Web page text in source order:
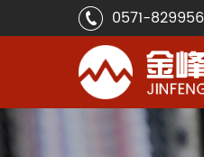
0571-